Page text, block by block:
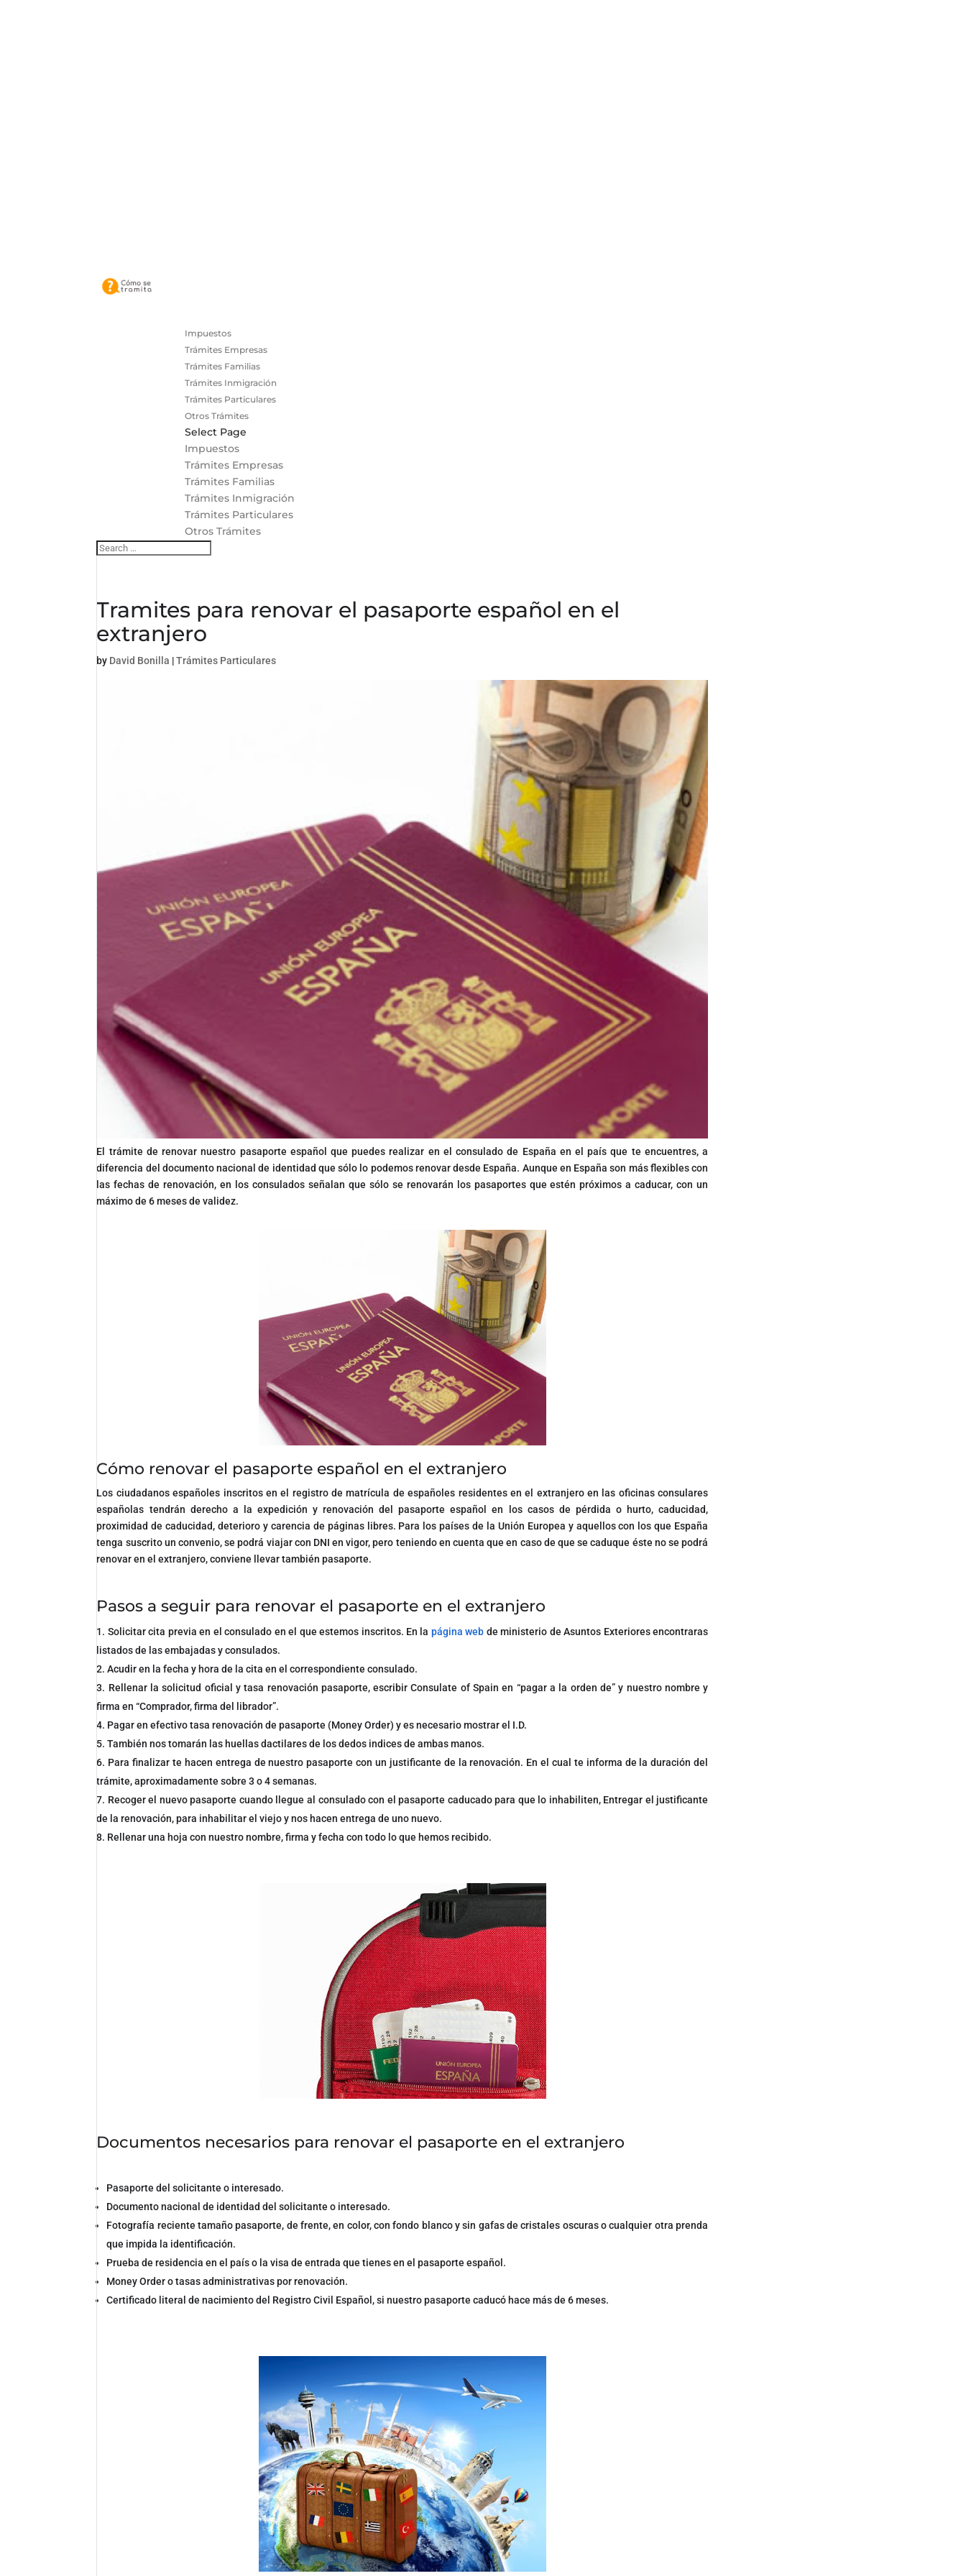
Impuestos
Trámites Empresas
Trámites Familias
Trámites Inmigración
Trámites Particulares
Otros Trámites
Select Page
Impuestos
Trámites Empresas
Trámites Familias
Trámites Inmigración
Trámites Particulares
Otros Trámites
Tramites para renovar el pasaporte español en el
extranjero
by David Bonilla |Trámites Particulares
El trámite de renovar nuestro pasaporte español que puedes realizar en el consulado de España en el país que te encuentres, a
diferencia del documento nacional de identidad que sólo lo podemos renovar desde España. Aunque en España son más flexibles con
las fechas de renovación, en los consulados señalan que sólo se renovarán los pasaportes que estén próximos a caducar, con un
máximo de 6 meses de validez.
Cómo renovar el pasaporte español en el extranjero
Los ciudadanos españoles inscritos en el registro de matrícula de españoles residentes en el extranjero en las oficinas consulares
españolas tendrán derecho a la expedición y renovación del pasaporte español en los casos de pérdida o hurto, caducidad,
proximidad de caducidad, deterioro y carencia de páginas libres. Para los países de la Unión Europea y aquellos con los que España
tenga suscrito un convenio, se podrá viajar con DNI en vigor, pero teniendo en cuenta que en caso de que se caduque éste no se podrá
renovar en el extranjero, conviene llevar también pasaporte.
Pasos a seguir para renovar el pasaporte en el extranjero
Solicitar cita previa en el consulado en el que estemos inscritos. En la página web de ministerio de Asuntos Exteriores encontraras
listados de las embajadas y consulados.
Acudir en la fecha y hora de la cita en el correspondiente consulado.
Rellenar la solicitud oficial y tasa renovación pasaporte, escribir Consulate of Spain en “pagar a la orden de” y nuestro nombre y
firma en “Comprador, firma del librador”.
Pagar en efectivo tasa renovación de pasaporte (Money Order) y es necesario mostrar el I.D.
También nos tomarán las huellas dactilares de los dedos indices de ambas manos.
Para finalizar te hacen entrega de nuestro pasaporte con un justificante de la renovación. En el cual te informa de la duración del
trámite, aproximadamente sobre 3 o 4 semanas.
Recoger el nuevo pasaporte cuando llegue al consulado con el pasaporte caducado para que lo inhabiliten, Entregar el justificante
de la renovación, para inhabilitar el viejo y nos hacen entrega de uno nuevo.
Rellenar una hoja con nuestro nombre, firma y fecha con todo lo que hemos recibido.
Documentos necesarios para renovar el pasaporte en el extranjero
Pasaporte del solicitante o interesado.
Documento nacional de identidad del solicitante o interesado.
Fotografía reciente tamaño pasaporte, de frente, en color, con fondo blanco y sin gafas de cristales oscuras o cualquier otra prenda
que impida la identificación.
Prueba de residencia en el país o la visa de entrada que tienes en el pasaporte español.
Money Order o tasas administrativas por renovación.
Certificado literal de nacimiento del Registro Civil Español, si nuestro pasaporte caducó hace más de 6 meses.